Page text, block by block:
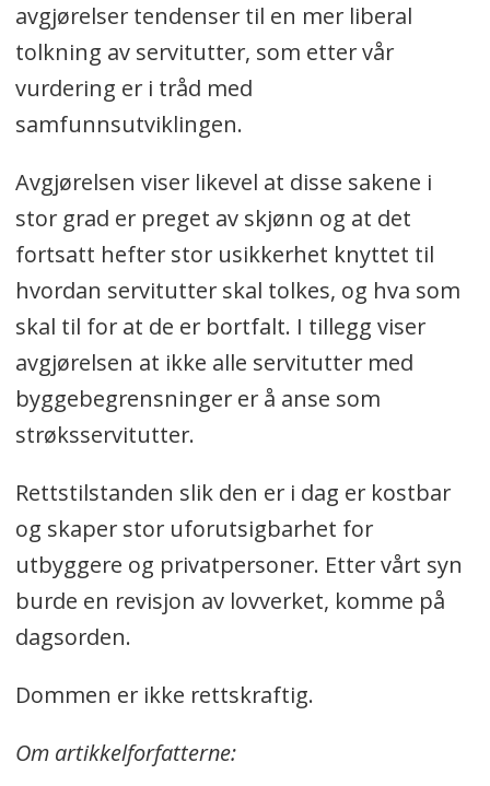
avgjørelser tendenser til en mer liberal
tolkning av servitutter, som etter vår
vurdering er i tråd med
samfunnsutviklingen.
Avgjørelsen viser likevel at disse sakene i
stor grad er preget av skjønn og at det
fortsatt hefter stor usikkerhet knyttet til
hvordan servitutter skal tolkes, og hva som
skal til for at de er bortfalt. I tillegg viser
avgjørelsen at ikke alle servitutter med
byggebegrensninger er å anse som
strøksservitutter.
Rettstilstanden slik den er i dag er kostbar
og skaper stor uforutsigbarhet for
utbyggere og privatpersoner. Etter vårt syn
burde en revisjon av lovverket, komme på
dagsorden.
Dommen er ikke rettskraftig.
Om artikkelforfatterne: